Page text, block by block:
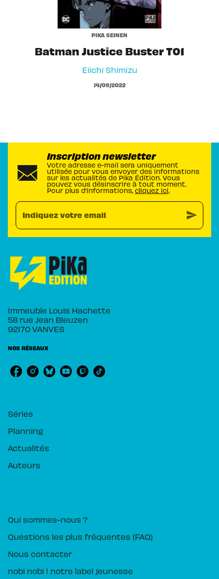
PIKA SEINEN
Batman Justice Buster T01
Eiichi Shimizu
14/09/2022
Inscription newsletter
Votre adresse e-mail sera uniquement
utilisée pour vous envoyer des informations
sur les actualités de Pika Édition. Vous
pouvez vous désinscrire à tout moment.
Pour plus d’informations, cliquez ici.
Indiquez votre email send
Immeuble Louis Hachette
58 rue Jean Bleuzen
92170 VANVES
NOS RÉSEAUX
Séries
Planning
Actualités
Auteurs
Qui sommes-nous ?
Questions les plus fréquentes (FAQ)
Nous contacter
nobi nobi ! notre label jeunesse